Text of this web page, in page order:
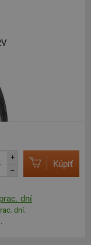
+
–
Kúpiť
dní
dní.